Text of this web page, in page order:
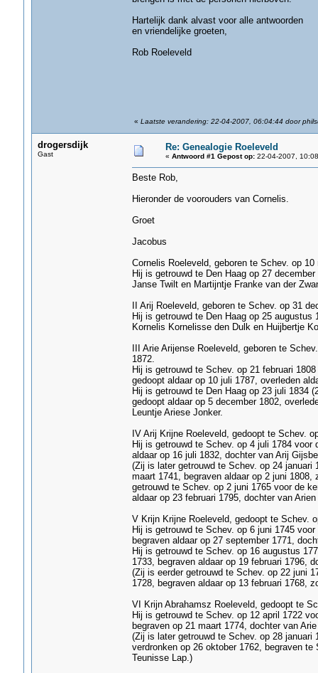
Hartelijk dank alvast voor alle antwoorden
en vriendelijke groeten,
Rob Roeleveld
« Laatste verandering: 22-04-2007, 06:04:44 door
drogersdijk
Gast
Re: Genealogie Roeleveld
« Antwoord #1 Gepost op:22-04-2007,
Beste Rob,
Hieronder de voorouders van Cornelis.
Groet
Jacobus
Cornelis Roeleveld, geboren te Schev. op 10
Hij is getrouwd te Den Haag op 27
Janse Twilt en Martijntje Franke van der
II Arij Roeleveld, geboren te Schev. op 31
Hij is getrouwd te Den Haag op 25
Kornelis Kornelisse den Dulk en Huijbertje
III Arie Arijense Roeleveld, geboren te
1872.
Hij is getrouwd te Schev. op 21 februari
gedoopt aldaar op 10 juli 1787, overleden
Hij is getrouwd te Den Haag op 23 juli 1834
gedoopt aldaar op 5 december 1802,
Leuntje Ariese Jonker.
IV Arij Krijne Roeleveld, gedoopt te Schev.
Hij is getrouwd te Schev. op 4 juli 1784
aldaar op 16 juli 1832, dochter van Arij
(Zij is later getrouwd te Schev. op 24
maart 1741, begraven aldaar op 2 juni
getrouwd te Schev. op 2 juni 1765 voor de
aldaar op 23 februari 1795, dochter van
V Krijn Krijne Roeleveld, gedoopt te Schev.
Hij is getrouwd te Schev. op 6 juni 1745
begraven aldaar op 27 september 1771,
Hij is getrouwd te Schev. op 16 augustus
1733, begraven aldaar op 19 februari 1796,
(Zij is eerder getrouwd te Schev. op 22 juni
1728, begraven aldaar op 13 februari 1768,
VI Krijn Abrahamsz Roeleveld, gedoopt te
Hij is getrouwd te Schev. op 12 april 1722
begraven op 21 maart 1774, dochter van
(Zij is later getrouwd te Schev. op 28
verdronken op 26 oktober 1762, begraven
Teunisse Lap.)